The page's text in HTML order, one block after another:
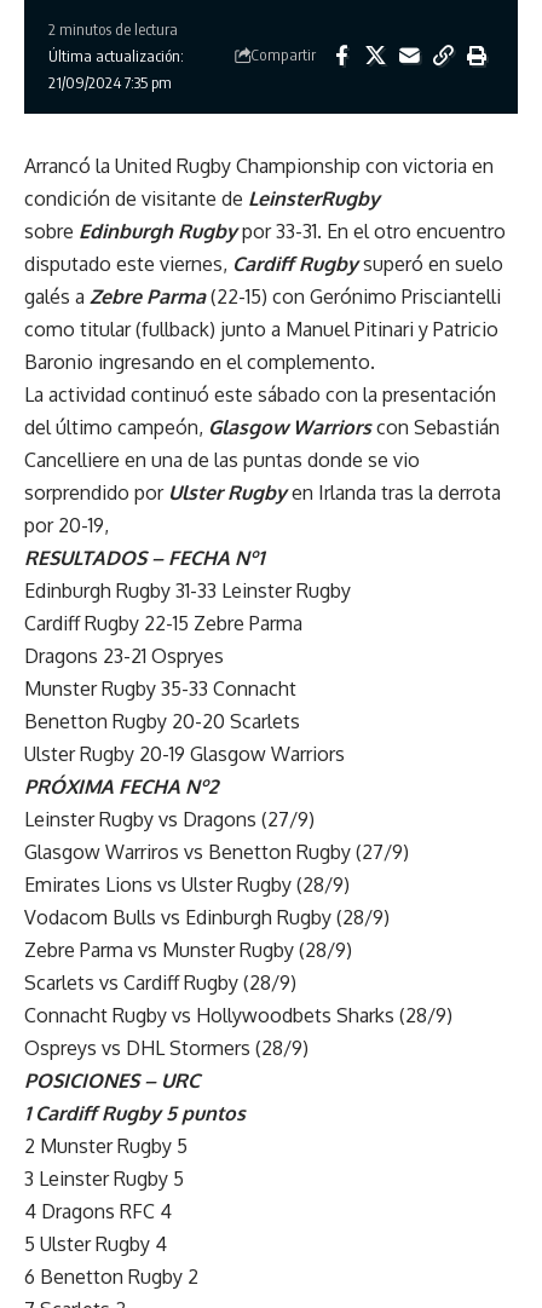
Última actualización:
21/09/2024 7:35 pm
2 minutos de lectura
Compartir
Arrancó la United Rugby Championship con victoria en
condición de visitante de LeinsterRugby
sobre Edinburgh Rugbypor 33-31. En el otro encuentro
disputado este viernes, Cardiff Rugbysuperó en suelo
galés a Zebre Parma(22-15) con Gerónimo Prisciantelli
como titular (fullback) junto a Manuel Pitinari y Patricio
Baronio ingresando en el complemento.
La actividad continuó este sábado con la presentación
del último campeón, Glasgow Warriorscon Sebastián
Cancelliere en una de las puntas donde se vio
sorprendido por Ulster Rugbyen Irlanda tras la derrota
por 20-19,
RESULTADOS – FECHA Nº1
Edinburgh Rugby 31-33 Leinster Rugby
Cardiff Rugby 22-15 Zebre Parma
Dragons 23-21 Ospryes
Munster Rugby 35-33 Connacht
Benetton Rugby 20-20 Scarlets
Ulster Rugby 20-19 Glasgow Warriors
PRÓXIMA FECHA Nº2
Leinster Rugby vs Dragons (27/9)
Glasgow Warriros vs Benetton Rugby (27/9)
Emirates Lions vs Ulster Rugby (28/9)
Vodacom Bulls vs Edinburgh Rugby (28/9)
Zebre Parma vs Munster Rugby (28/9)
Scarlets vs Cardiff Rugby (28/9)
Connacht Rugby vs Hollywoodbets Sharks (28/9)
Ospreys vs DHL Stormers (28/9)
POSICIONES – URC
1 Cardiff Rugby 5 puntos
2 Munster Rugby 5
3 Leinster Rugby 5
4 Dragons RFC 4
5 Ulster Rugby 4
6 Benetton Rugby 2